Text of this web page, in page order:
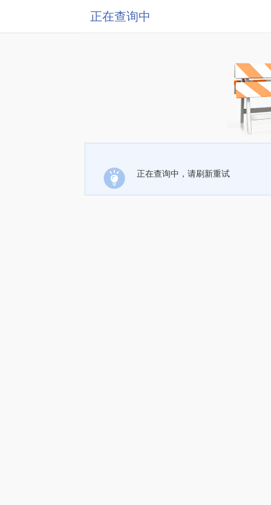
正在查询中
正在查询中，请刷新重试